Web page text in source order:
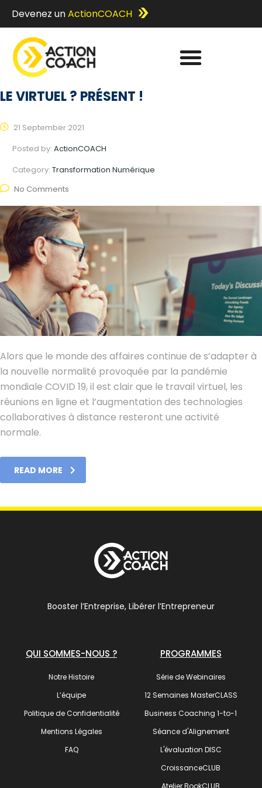
Devenez unActionCOACH
LE VIRTUEL ? PRÉSENT !
21 September 2021
Posted by: ActionCOACH
Category: Transformation Numérique
No Comments
Alors que le monde des affaires continue de s’adapter à
la nouvelle normalité provoquée par la pandémie
mondiale COVID 19, il est clair que le travail virtuel, les
réunions en ligne et l’augmentation des technologies
collaboratives à distance resteront une activité
normale.
READ MORE
Booster l’Entreprise, Libérer l’Entrepreneur
QUI SOMMES-NOUS ?
Notre Histoire
L’équipe
Politique de Confidentialité
Mentions Légales
FAQ
PROGRAMMES
Série de Webinaires
12 Semaines MasterCLASS
Business Coaching 1-to-1
Séance d'Alignement
L'évaluation DISC
CroissanceCLUB
Atelier BookCLUB